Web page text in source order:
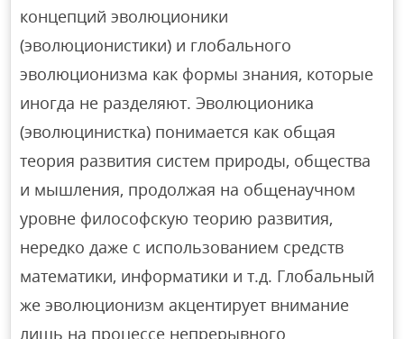
концепций эволюционики
(эволюционистики) и глобального
эволюционизма как формы знания, которые
иногда не разделяют. Эволюционика
(эволюцинистка) понимается как общая
теория развития систем природы, общества
и мышления, продолжая на общенаучном
уровне философскую теорию развития,
нередко даже с использованием средств
математики, информатики и т.д. Глобальный
же эволюционизм акцентирует внимание
лишь на процессе непрерывного